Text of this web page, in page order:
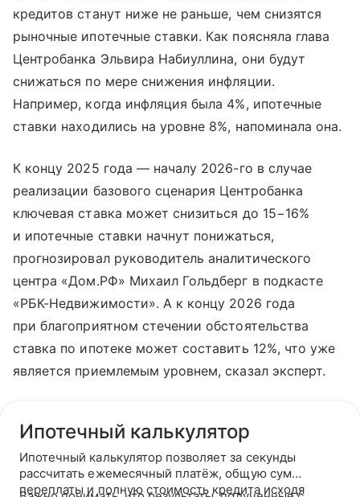
кредитов станут ниже не раньше, чем снизятся
рыночные ипотечные ставки. Как поясняла глава
Центробанка Эльвира Набиуллина, они будут
снижаться по мере снижения инфляции.
Например, когда инфляция была 4%, ипотечные
ставки находились на уровне 8%, напоминала она.
К концу 2025 года — началу 2026-го в случае
реализации базового сценария Центробанка
ключевая ставка может снизиться до 15−16%
и ипотечные ставки начнут понижаться,
прогнозировал руководитель аналитического
центра «Дом.РФ» Михаил Гольдберг в подкасте
«РБК-Недвижимости». А к концу 2026 года
при благоприятном стечении обстоятельства
ставка по ипотеке может составить 12%, что уже
является приемлемым уровнем, сказал эксперт.
Ипотечный калькулятор
Ипотечный калькулятор позволяет за секунды
рассчитать ежемесячный платёж, общую сумму
переплаты и полную стоимость кредита исходя